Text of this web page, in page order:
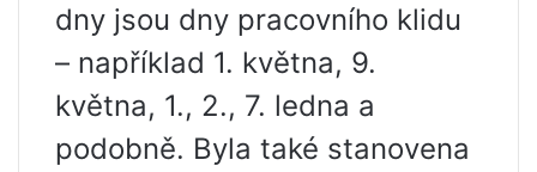
dny jsou dny pracovního klidu
– například 1. května, 9.
května, 1., 2., 7. ledna a
podobně. Byla také stanovena